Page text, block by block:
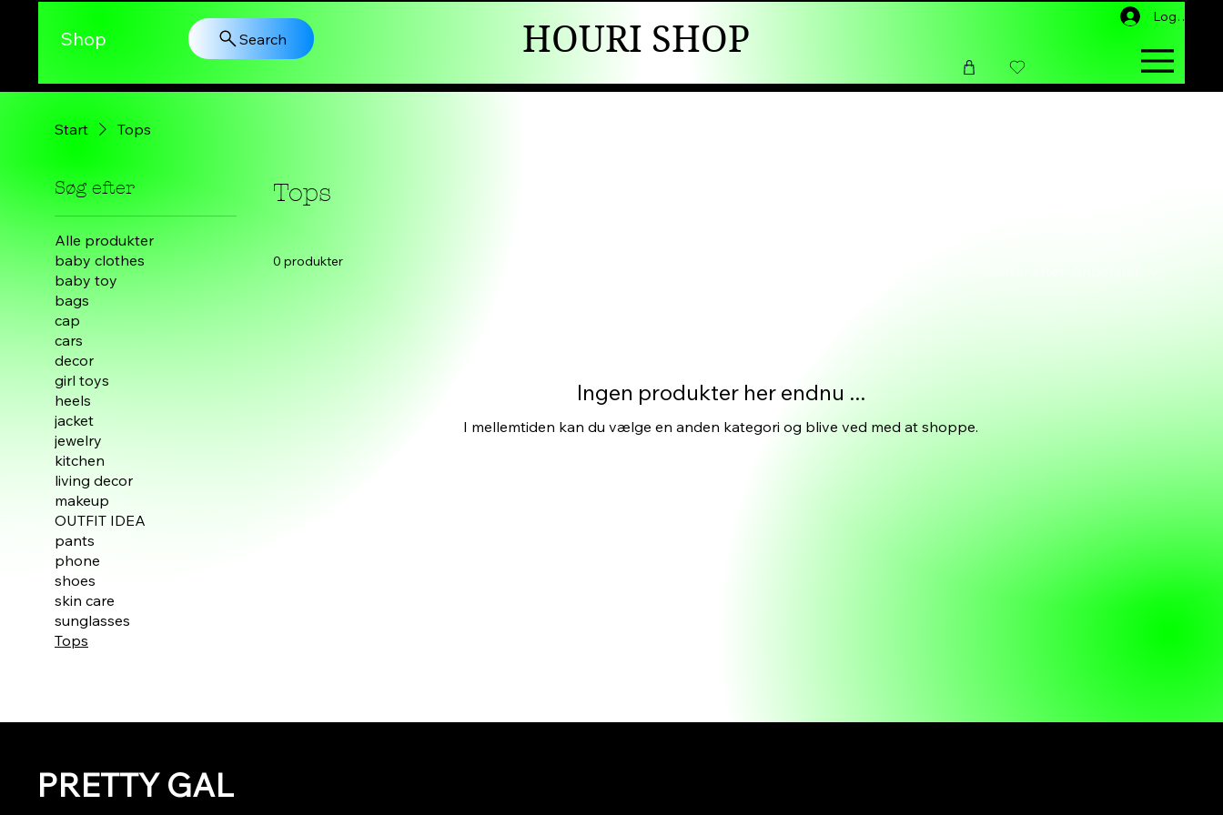
Shop Search
Log ind
HOURI SHOP
Start Tops
Søg efter
Alle produkter
baby clothes
baby toy
bags
cap
cars
decor
girl toys
heels
jacket
jewelry
kitchen
living decor
makeup
OUTFIT IDEA
pants
phone
shoes
skin care
sunglasses
Tops
Tops
0 produkter
Ingen produkter her endnu ...
I mellemtiden kan du vælge en anden kategori og blive ved med at shoppe.
PRETTY GAL